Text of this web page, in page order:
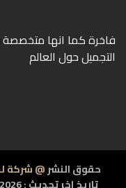
ﻓﺎﺧﺮة كما انها ﻣﺘﺨﺼﺼﺔ
اﻟﺘﺠﻤﻴﻞ ﺣﻮل اﻟﻌﺎﻟﻢ
حقوق النشر@ شركة